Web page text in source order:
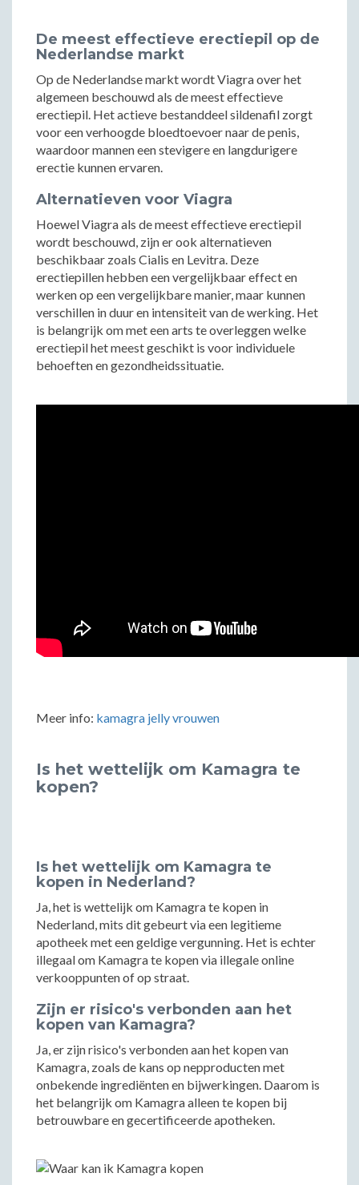
De meest effectieve erectiepil op de
Nederlandse markt
Op de Nederlandse markt wordt Viagra over het
algemeen beschouwd als de meest effectieve
erectiepil. Het actieve bestanddeel sildenafil zorgt
voor een verhoogde bloedtoevoer naar de penis,
waardoor mannen een stevigere en langdurigere
erectie kunnen ervaren.
Alternatieven voor Viagra
Hoewel Viagra als de meest effectieve erectiepil
wordt beschouwd, zijn er ook alternatieven
beschikbaar zoals Cialis en Levitra. Deze
erectiepillen hebben een vergelijkbaar effect en
werken op een vergelijkbare manier, maar kunnen
verschillen in duur en intensiteit van de werking. Het
is belangrijk om met een arts te overleggen welke
erectiepil het meest geschikt is voor individuele
behoeften en gezondheidssituatie.
Meer info: kamagra jelly vrouwen
Is het wettelijk om Kamagra te
kopen?
Is het wettelijk om Kamagra te
kopen in Nederland?
Ja, het is wettelijk om Kamagra te kopen in
Nederland, mits dit gebeurt via een legitieme
apotheek met een geldige vergunning. Het is echter
illegaal om Kamagra te kopen via illegale online
verkooppunten of op straat.
Zijn er risico's verbonden aan het
kopen van Kamagra?
Ja, er zijn risico's verbonden aan het kopen van
Kamagra, zoals de kans op nepproducten met
onbekende ingrediënten en bijwerkingen. Daarom is
het belangrijk om Kamagra alleen te kopen bij
betrouwbare en gecertificeerde apotheken.